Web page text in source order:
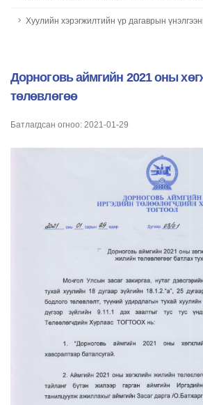
Хуулийн хэрэгжилтийн үр дагаврын
Дорноговь аймгийн 2021 оны
төлөвлөгөө
Батлагдсан огноо: 2021-01-29